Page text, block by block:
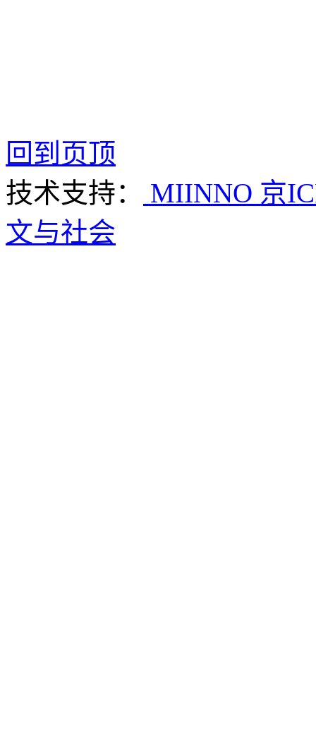
回到页顶
技术支持：
MIINNO 京
文与社会